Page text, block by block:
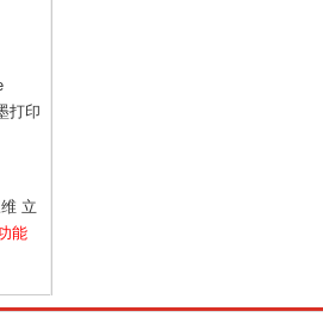
时
打印
元
立
能
供